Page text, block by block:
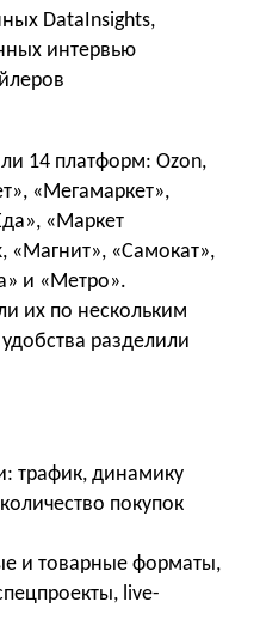
DataInsights,
интервью
14 платформ: Ozon,
«Мегамаркет»,
«Маркет
«Магнит», «Самокат»,
и «Метро».
их по нескольким
разделили
трафик, динамику
покупок
и товарные форматы,
live-